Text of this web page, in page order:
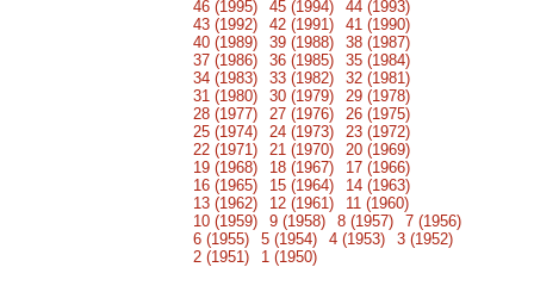
46 (1995)
45 (1994)
44 (1993)
43 (1992)
42 (1991)
41 (1990)
40 (1989)
39 (1988)
38 (1987)
37 (1986)
36 (1985)
35 (1984)
34 (1983)
33 (1982)
32 (1981)
31 (1980)
30 (1979)
29 (1978)
28 (1977)
27 (1976)
26 (1975)
25 (1974)
24 (1973)
23 (1972)
22 (1971)
21 (1970)
20 (1969)
19 (1968)
18 (1967)
17 (1966)
16 (1965)
15 (1964)
14 (1963)
13 (1962)
12 (1961)
11 (1960)
10 (1959)
9 (1958) 8 (1957)
7 (1956)
6 (1955)
5 (1954) 4 (1953)
3 (1952)
2 (1951)
1 (1950)